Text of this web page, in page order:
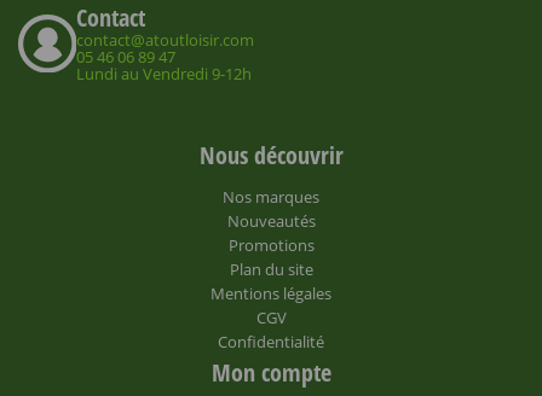
Contact
contact@atoutloisir.com
05 46 06 89 47
Lundi au Vendredi 9-12h
Nous découvrir
Nos marques
Nouveautés
Promotions
Plan du site
Mentions légales
CGV
Confidentialité
Mon compte